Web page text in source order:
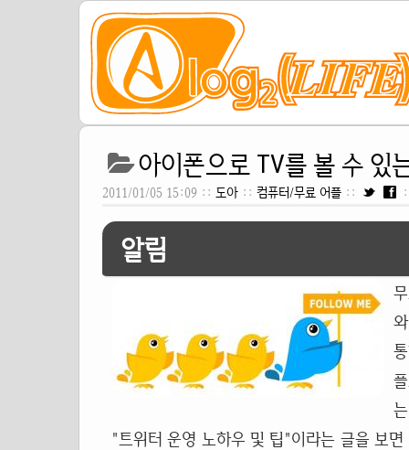
아이폰으로 TV를 볼 수 있
2011/01/05 15:09 :: 도아 :: 컴퓨터/무료 어플 ::
알림
"트위터 운영 노하우 및 팁"이라는 글을 보